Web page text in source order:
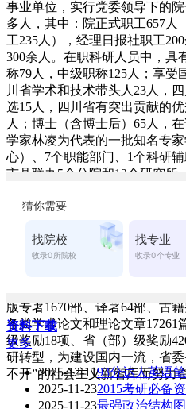
事业单位，实行党委领导下的
多人，其中：院正式职工657人
工235人），经理日报社职工
300余人。在职科研人员中，具
称79人，中级职称125人；享受
川省学术和技术带头人23人，
选15人，四川省有突出贡献的
人；博士（含博士后）65人，
学家林凌为代表的一批知名专
心）、7个职能部门、1个科研
市县联办5个分院和12个研究所
硕士学位授权点，1个博士学位
后科研工作站，在全国地方社
学位授权单位。主办全省哲学
学在线”。先后与美国、英国、
版专著1670部、译著64部、古
各类学术论文和理论文章17261
级奖励18项、省（部）级奖励
研转型，为建设国内一流，省
不开”的社会主义新智库而努力
资料下载
更多
2025-12-1193分达人英语
2025-11-232015考研必备
2025-11-23最强政治结构